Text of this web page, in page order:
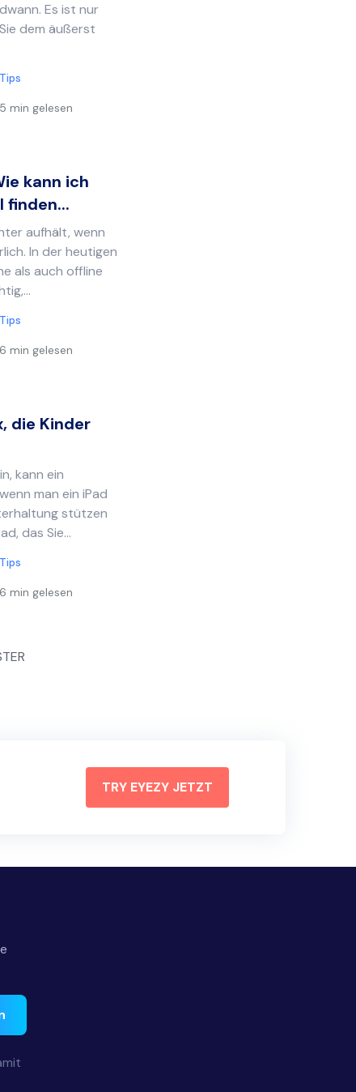
Es ist nur
dem äußerst
5 min gelesen
kann ich
finden...
aufhält, wenn
In der heutigen
als auch offline
6 min gelesen
die Kinder
kann ein
man ein iPad
stützen
das Sie...
6 min gelesen
TRY EYEZY JETZT